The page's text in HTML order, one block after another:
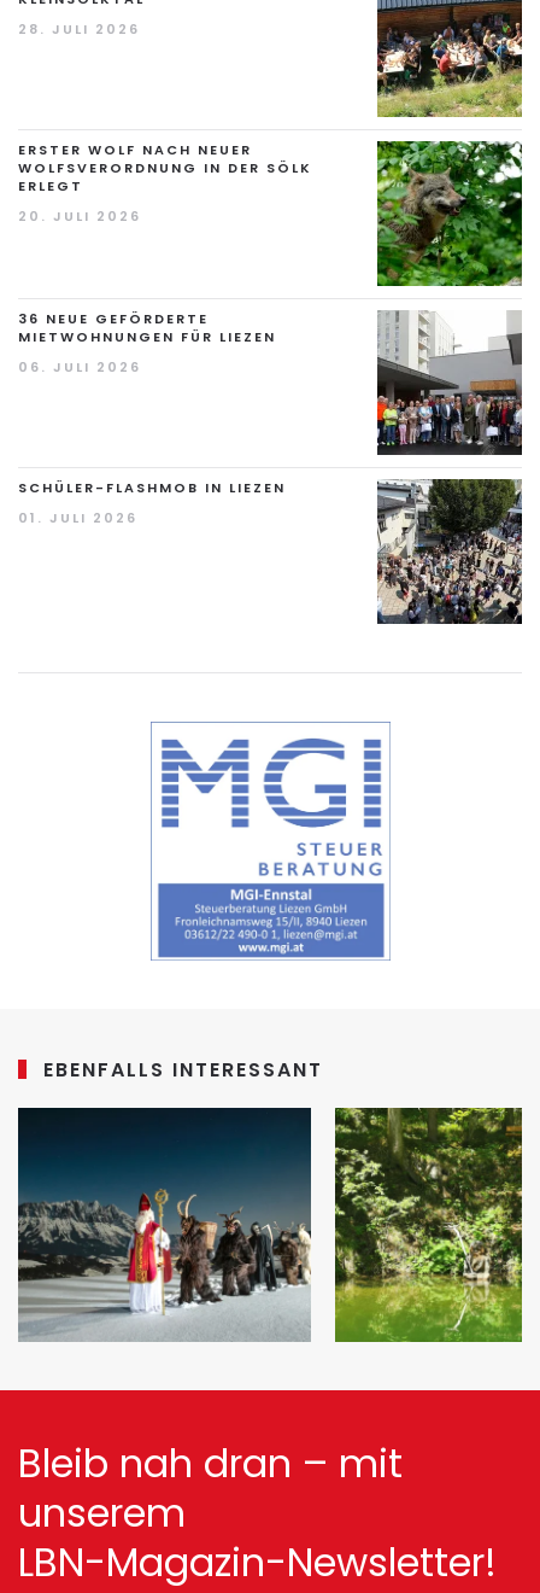
28. JULI 2026
ERSTER WOLF NACH NEUER
WOLFSVERORDNUNG IN DER SÖLK
ERLEGT
20. JULI 2026
36 NEUE GEFÖRDERTE
MIETWOHNUNGEN FÜR LIEZEN
06. JULI 2026
SCHÜLER-FLASHMOB IN LIEZEN
01. JULI 2026
EBENFALLS INTERESSANT
Bleib nah dran – mit
unserem
LBN-Magazin-Newsletter!